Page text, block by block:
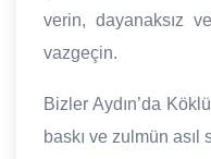
verin, dayanaksız
vazgeçin.
Bizler Aydın’da
baskı ve zulmün